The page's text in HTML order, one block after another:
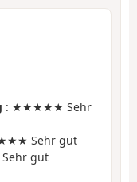
: ★★★★★ Sehr
Sehr gut
gut